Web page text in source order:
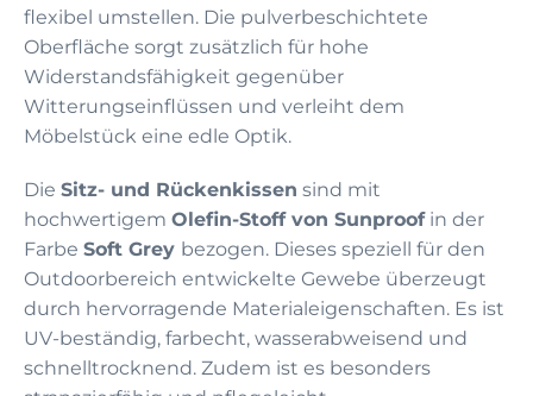
flexibel umstellen. Die pulverbeschichtete
Oberfläche sorgt zusätzlich für hohe
Widerstandsfähigkeit gegenüber
Witterungseinflüssen und verleiht dem
Möbelstück eine edle Optik.
Die Sitz- und Rückenkissen sind mit
hochwertigem Olefin-Stoff von Sunproofin der
Farbe Soft Grey bezogen. Dieses speziell für den
Outdoorbereich entwickelte Gewebe überzeugt
durch hervorragende Materialeigenschaften. Es ist
UV-beständig, farbecht, wasserabweisend und
schnelltrocknend. Zudem ist es besonders